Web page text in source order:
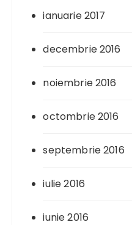
ianuarie 2017
decembrie 2016
noiembrie 2016
octombrie 2016
septembrie 2016
iulie 2016
iunie 2016